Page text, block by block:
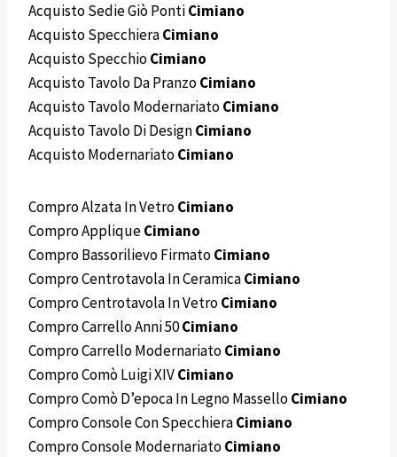
Acquisto Sedie Giò PontiCimiano
Acquisto SpecchieraCimiano
Acquisto SpecchioCimiano
Acquisto Tavolo Da PranzoCimiano
Acquisto Tavolo ModernariatoCimiano
Acquisto Tavolo Di DesignCimiano
Acquisto ModernariatoCimiano
Compro Alzata In VetroCimiano
Compro AppliqueCimiano
Compro Bassorilievo FirmatoCimiano
Compro Centrotavola In CeramicaCimiano
Compro Centrotavola In VetroCimiano
Compro Carrello Anni 50Cimiano
Compro Carrello ModernariatoCimiano
Compro Comò Luigi XIVCimiano
Compro Comò D’epoca In Legno MasselloCimiano
Compro Console Con SpecchieraCimiano
Compro Console ModernariatoCimiano